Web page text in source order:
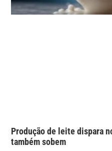
Produção de leite dispara
também sobem